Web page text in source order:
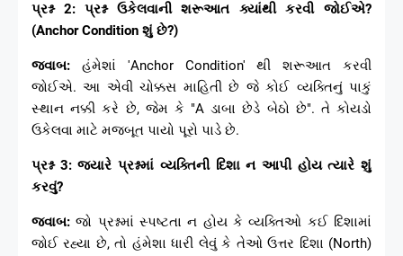
પ્રશ્ન 2: પ્રશ્ન ઉકેલવાની શરૂઆત ક્યાંથી કરવી જોઈએ?
(Anchor Condition શું છે?)
જવાબ: હંમેશાં 'Anchor Condition' થી શરૂઆત કરવી
જોઈએ. આ એવી ચોક્કસ માહિતી છે જે કોઈ વ્યક્તિનું પાકું
સ્થાન નક્કી કરે છે, જેમ કે "A ડાબા છેડે બેઠો છે". તે કોયડો
ઉકેલવા માટે મજબૂત પાયો પૂરો પાડે છે.
પ્રશ્ન 3: જ્યારે પ્રશ્નમાં વ્યક્તિની દિશા ન આપી હોય ત્યારે શું
કરવું?
જવાબ: જો પ્રશ્નમાં સ્પષ્ટતા ન હોય કે વ્યક્તિઓ કઈ દિશામાં
જોઈ રહ્યા છે, તો હંમેશા ધારી લેવું કે તેઓ ઉત્તર દિશા (North)